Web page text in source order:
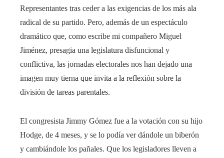
Representantes tras ceder a las exigencias de los más ala
radical de su partido. Pero, además de un espectáculo
dramático que, como escribe mi compañero Miguel
Jiménez, presagia una legislatura disfuncional y
conflictiva, las jornadas electorales nos han dejado una
imagen muy tierna que invita a la reflexión sobre la
división de tareas parentales.
El congresista Jimmy Gómez fue a la votación con su hijo
Hodge, de 4 meses, y se lo podía ver dándole un biberón
y cambiándole los pañales. Que los legisladores lleven a